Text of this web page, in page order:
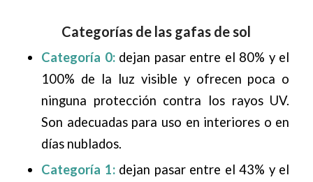
Categorías de las gafas de sol
Categoría 0:dejan pasar entre el 80% y el
100% de la luz visible y ofrecen poca o
ninguna protección contra los rayos UV.
Son adecuadas para uso en interiores o en
días nublados.
Categoría 1:dejan pasar entre el 43% y el